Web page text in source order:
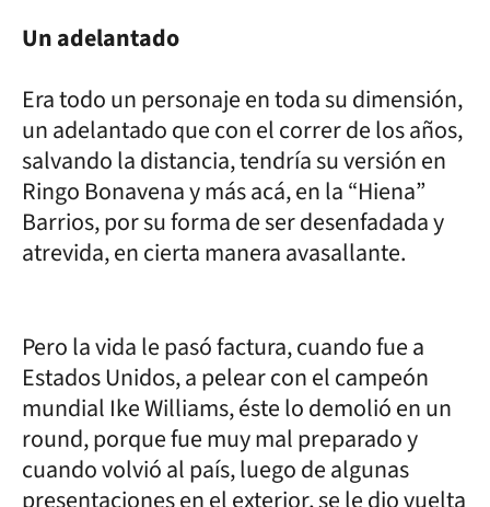
Un adelantado
Era todo un personaje en toda su dimensión,
un adelantado que con el correr de los años,
salvando la distancia, tendría su versión en
Ringo Bonavena y más acá, en la “Hiena”
Barrios, por su forma de ser desenfadada y
atrevida, en cierta manera avasallante.
Pero la vida le pasó factura, cuando fue a
Estados Unidos, a pelear con el campeón
mundial Ike Williams, éste lo demolió en un
round, porque fue muy mal preparado y
cuando volvió al país, luego de algunas